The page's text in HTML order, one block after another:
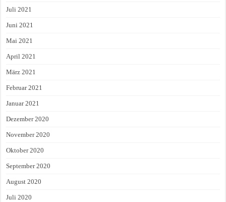
Juli 2021
Juni 2021
Mai 2021
April 2021
März 2021
Februar 2021
Januar 2021
Dezember 2020
November 2020
Oktober 2020
September 2020
August 2020
Juli 2020